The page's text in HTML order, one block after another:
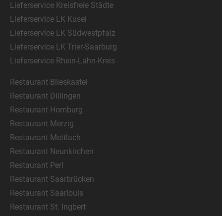
Lieferservice Kreisfreie Städte
Lieferservice LK Kusel
Lieferservice LK Südwestpfalz
Lieferservice LK Trier-Saarburg
Lieferservice Rhein-Lahn-Kreis
Restaurant Blieskastel
Restaurant Dillingen
Restaurant Homburg
Restaurant Merzig
Restaurant Mettlach
Restaurant Neunkirchen
Restaurant Perl
Restaurant Saarbrücken
Restaurant Saarlouis
Restaurant St. Ingbert